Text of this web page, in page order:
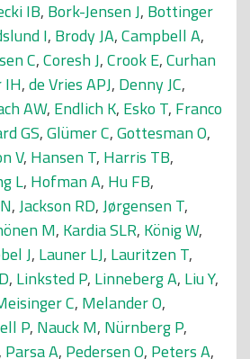
IB, Bork-Jensen J, Bottinger
I, Brody JA,Campbell A,
C,Coresh J,Crook E,Curhan
IH,de Vries APJ, Denny JC,
AW, Endlich K, Esko T, Franco
GS,Glümer C,Gottesman O,
V, Hansen T, Harris TB,
L, Hofman A, Hu FB,
,Jackson RD,Jørgensen T,
M, Kardia SLR, König W,
J, Launer LJ, Lauritzen T,
, Linksted P, Linneberg A, Liu Y,
C, Melander O,
P, Nauck M, Nürnberg P,
, Parsa A, Pedersen O, Peters A,